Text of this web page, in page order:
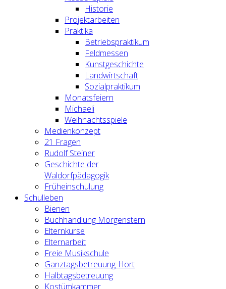
Historie
Projektarbeiten
Praktika
Betriebspraktikum
Feldmessen
Kunstgeschichte
Landwirtschaft
Sozialpraktikum
Monatsfeiern
Michaeli
Weihnachtsspiele
Medienkonzept
21 Fragen
Rudolf Steiner
Geschichte der
Waldorfpädagogik
Früheinschulung
Schulleben
Bienen
Buchhandlung Morgenstern
Elternkurse
Elternarbeit
Freie Musikschule
Ganztagsbetreuung-Hort
Halbtagsbetreuung
Kostümkammer